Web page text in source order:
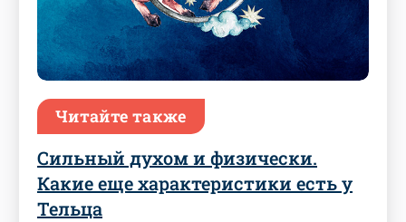
Читайте также
Сильный духом и физически.
Какие еще характеристики есть у
Тельца